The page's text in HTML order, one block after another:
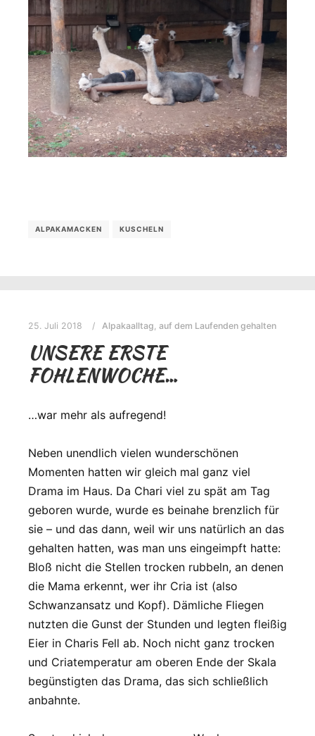
ALPAKAMACKEN KUSCHELN
25. Juli 2018 Alpakaalltag auf dem Laufenden gehalten
UNSERE ERSTE
FOHLENWOCHE…
…war mehr als aufregend!
Neben unendlich vielen wunderschönen
Momenten hatten wir gleich mal ganz viel
Drama im Haus. Da Chari viel zu spät am Tag
geboren wurde, wurde es beinahe brenzlich für
sie – und das dann, weil wir uns natürlich an das
gehalten hatten, was man uns eingeimpft hatte:
Bloß nicht die Stellen trocken rubbeln, an denen
die Mama erkennt, wer ihr Cria ist (also
Schwanzansatz und Kopf). Dämliche Fliegen
nutzten die Gunst der Stunden und legten fleißig
Eier in Charis Fell ab. Noch nicht ganz trocken
und Criatemperatur am oberen Ende der Skala
begünstigten das Drama, das sich schließlich
anbahnte.